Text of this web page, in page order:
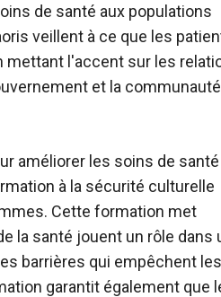
de santé aux populations
veillent à ce que les
mettant l'accent sur les
et la communauté
améliorer les soins de santé
à la sécurité culturelle
Cette formation met
la santé jouent un rôle dans
barrières qui empêchent les
garantit également que